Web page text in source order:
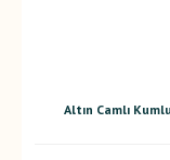
Altın Camlı